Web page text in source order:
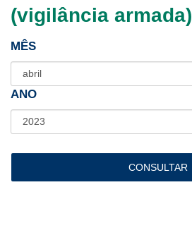
Transparência
Legislação
Ouvidoria
Contato
(vigilância armada)
MÊS
ANO